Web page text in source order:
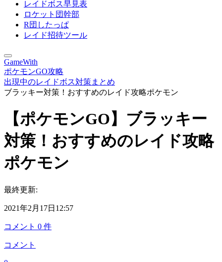
レイドボス早見表
ロケット団幹部
R団したっぱ
レイド招待ツール
GameWith
ポケモンGO攻略
出現中のレイドボス対策まとめ
ブラッキー対策！おすすめのレイド攻略ポケモン
【ポケモンGO】ブラッキー
対策！おすすめのレイド攻略
ポケモン
最終更新:
2021年2月17日12:57
コメント 0 件
コメント